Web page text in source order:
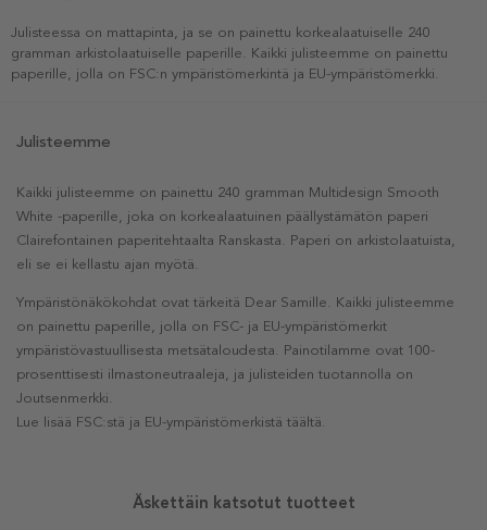
Julisteessa on mattapinta, ja se on painettu korkealaatuiselle 240
gramman arkistolaatuiselle paperille. Kaikki julisteemme on painettu
paperille, jolla on FSC:n ympäristömerkintä ja EU-ympäristömerkki.
Julisteemme
Kaikki julisteemme on painettu 240 gramman Multidesign Smooth
White -paperille, joka on korkealaatuinen päällystämätön paperi
Clairefontainen paperitehtaalta Ranskasta. Paperi on arkistolaatuista,
eli se ei kellastu ajan myötä.
Ympäristönäkökohdat ovat tärkeitä Dear Samille. Kaikki julisteemme
on painettu paperille, jolla on FSC- ja EU-ympäristömerkit
ympäristövastuullisesta metsätaloudesta. Painotilamme ovat 100-
prosenttisesti ilmastoneutraaleja, ja julisteiden tuotannolla on
Joutsenmerkki.
Lue lisää FSC:stä ja EU-ympäristömerkistä täältä.
Äskettäin katsotut tuotteet